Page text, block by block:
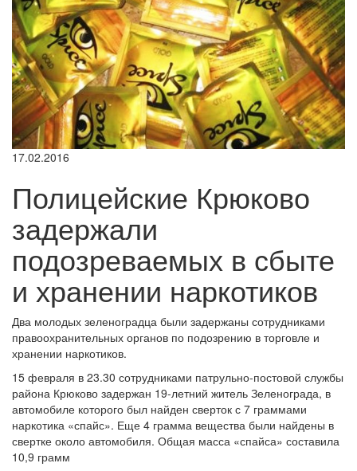
17.02.2016
Полицейские Крюково
задержали
подозреваемых в сбыте
и хранении наркотиков
Два молодых зеленоградца были задержаны сотрудниками
правоохранительных органов по подозрению в торговле и
хранении наркотиков.
15 февраля в 23.30 сотрудниками патрульно-постовой службы
района Крюково задержан 19-летний житель Зеленограда, в
автомобиле которого был найден сверток с 7 граммами
наркотика «спайс». Еще 4 грамма вещества были найдены в
свертке около автомобиля. Общая масса «спайса» составила
10,9 грамм